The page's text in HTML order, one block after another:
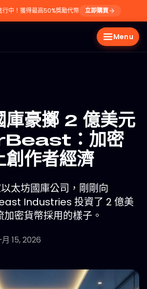
行中！獲得最高50%獎勵代幣 立即購買
Menu
庫豪擲 2 億美元
：加密
創作者經濟
太坊國庫公司，剛剛向
Industries 投資了 2 億美
密貨幣採用的樣子。
15, 2026